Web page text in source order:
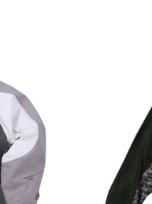
／プリント
97
100
単位はcm
客様がご使用の環境（コンピュ